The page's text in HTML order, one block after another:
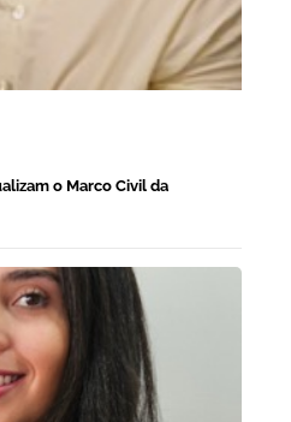
o Marco Civil da